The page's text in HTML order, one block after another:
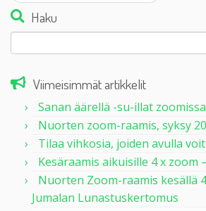
Haku
Haku:
Viimeisimmät artikkelit
Sanan äärellä -su-illat
Nuorten zoom-raamis, syksy
Tilaa vihkosia, joiden avulla
Kesäraamis aikuisille 4 x zoom
Nuorten Zoom-raamis kesällä
Jumalan Lunastuskertomus